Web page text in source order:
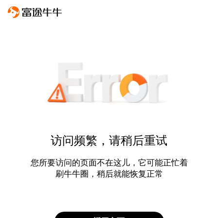
访问频繁，请稍后重试
您所要访问的页面不在这儿，它可能正忙着
刷牛牛圈，稍后就能恢复正常